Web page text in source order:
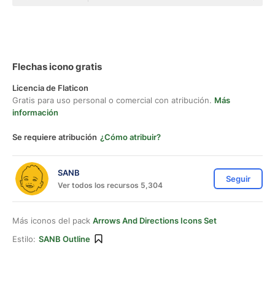
Flechas icono gratis
Licencia de Flaticon
Gratis para uso personal o comercial con atribución. Más
información
Se requiere atribución ¿Cómo atribuir?
SANB
Ver todos los recursos 5,304
Seguir
Más iconos del pack Arrows And Directions Icons Set
Estilo: SANB Outline